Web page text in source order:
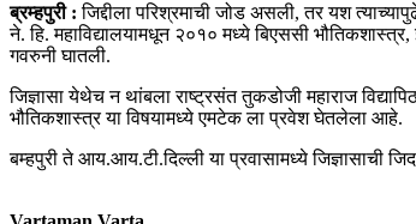
ब्रम्हपुरी : जिद्दीला परिश्रमाची जोड असली, तर यश
ने. हि. महाविद्यालयामधून २०१० मध्ये बिएससी
गवरुनी घातली.
जिज्ञासा येथेच न थांबला राष्ट्रसंत तुकडोजी महाराज
भौतिकशास्त्र या विषयामध्ये एमटेक ला प्रवेश घेतलेला आहे.
बम्हपुरी ते आय.आय.टी.दिल्ली या प्रवासामध्ये जिज्ञासाची